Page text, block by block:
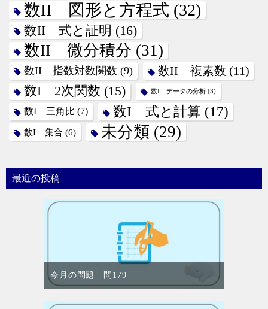
数II 図形と方程式 (32)
数II 式と証明 (16)
数II 微分積分 (31)
数II 指数対数関数 (9) 数II 複素数 (11)
数I 2次関数 (15) 数I データの分析 (3)
数I 三角比 (7) 数I 式と計算 (17)
数I 集合 (6) 未分類 (29)
最近の投稿
今月の問題 問179